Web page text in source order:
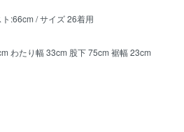
:66cm / サイズ 26着用
わたり幅 33cm 股下 75cm 裾幅 23cm